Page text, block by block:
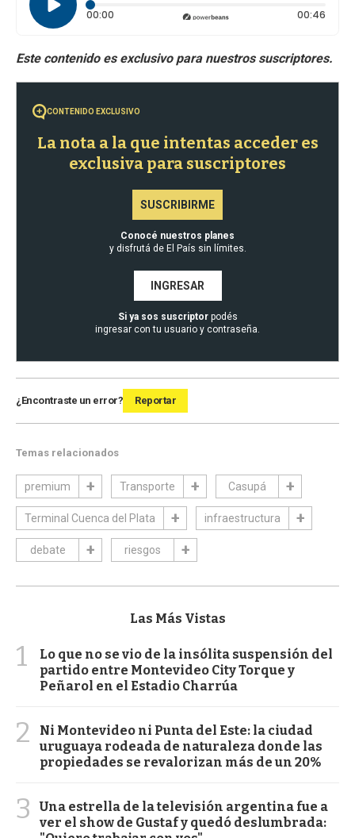
00:00 Tiempo transcurrido: 0 segundos 00:46
CONTENIDO EXCLUSIVO
La nota a la que intentas acceder es
exclusiva para suscriptores
SUSCRIBIRME
Conocé nuestros planes
y disfrutá de El País sin límites.
INGRESAR
Si ya sos suscriptorpodés
ingresar con tu usuario y contraseña.
¿Encontraste un error? Reportar
Temas relacionados
premium Transporte Casupá
Terminal Cuenca del Plata infraestructura
debate riesgos
Las Más Vistas
1
Lo que no se vio de la insólita suspensión del
partido entre Montevideo City Torque y
Peñarol en el Estadio Charrúa
2
Ni Montevideo ni Punta del Este: la ciudad
uruguaya rodeada de naturaleza donde las
propiedades se revalorizan más de un 20%
3
Una estrella de la televisión argentina fue a
ver el show de Gustaf y quedó deslumbrada: